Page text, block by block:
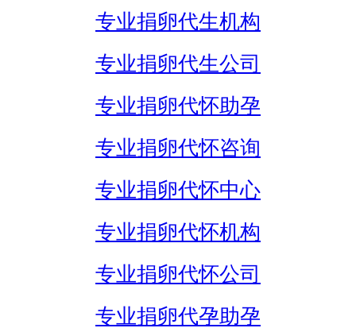
专业捐卵代生机构
专业捐卵代生公司
专业捐卵代怀助孕
专业捐卵代怀咨询
专业捐卵代怀中心
专业捐卵代怀机构
专业捐卵代怀公司
专业捐卵代孕助孕